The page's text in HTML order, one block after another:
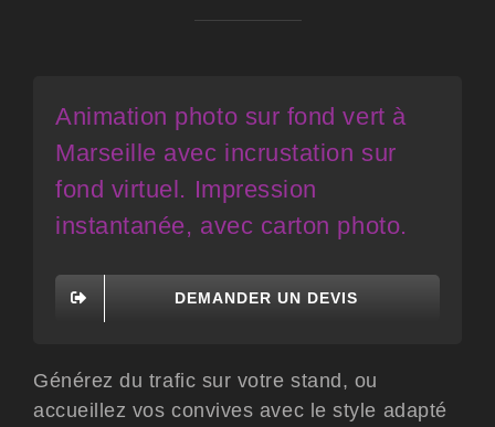
Animation photo sur fond vert à
Marseille avec incrustation sur
fond virtuel. Impression
instantanée, avec carton photo.
DEMANDER UN DEVIS
Générez du trafic sur votre stand, ou
accueillez vos convives avec le style adapté